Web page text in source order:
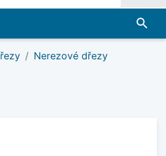
search
Nerezové dřezy